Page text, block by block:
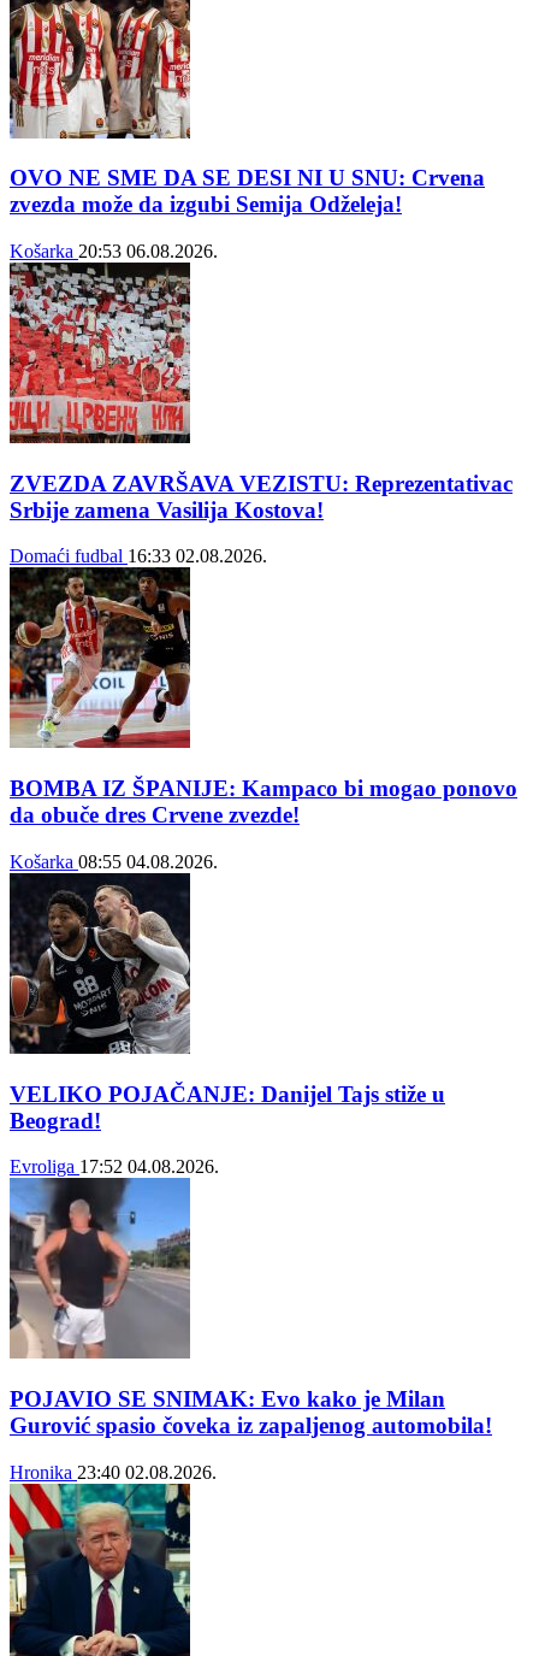
OVO NE SME DA SE DESI NI U SNU: Crvena
zvezda može da izgubi Semija Odželeja!
Košarka 20:53 06.08.2026.
ZVEZDA ZAVRŠAVA VEZISTU: Reprezentativac
Srbije zamena Vasilija Kostova!
Domaći fudbal 16:33 02.08.2026.
BOMBA IZ ŠPANIJE: Kampaco bi mogao ponovo
da obuče dres Crvene zvezde!
Košarka 08:55 04.08.2026.
VELIKO POJAČANJE: Danijel Tajs stiže u
Beograd!
Evroliga 17:52 04.08.2026.
POJAVIO SE SNIMAK: Evo kako je Milan
Gurović spasio čoveka iz zapaljenog automobila!
Hronika 23:40 02.08.2026.